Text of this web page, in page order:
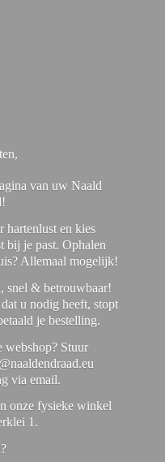
van uw Naald
hartenlust en kies
bij je past. Ophalen
Allemaal mogelijk!
snel & betrouwbaar!
u nodig heeft, stopt
je bestelling.
webshop? Stuur
via email.
onze fysieke winkel
1.